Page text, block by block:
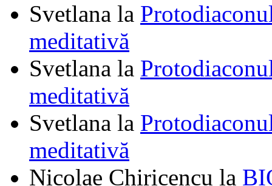
Svetlana la
meditativă
Svetlana la
meditativă
Svetlana la
meditativă
Nicolae Chiricencu la